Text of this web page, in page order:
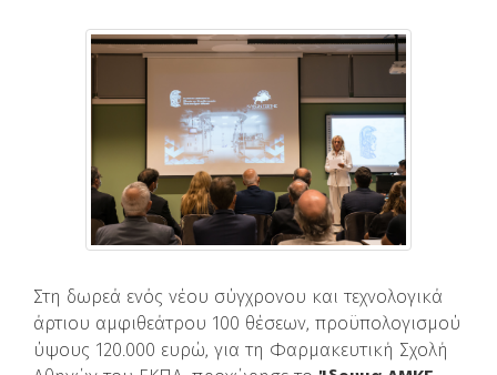
Στη δωρεά ενός νέου σύγχρονου και τεχνολογικά
άρτιου αμφιθεάτρου 100 θέσεων, προϋπολογισμού
ύψους 120.000 ευρώ, για τη Φαρμακευτική Σχολή